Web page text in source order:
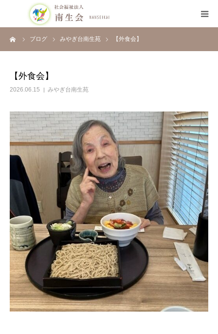
ブログ みやぎ台南生苑 【外食会】
【外食会】
2026.06.15 みやぎ台南生苑
HOME
採用について
開示情報
お問い合わせ